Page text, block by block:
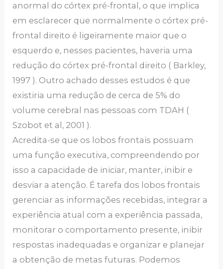
anormal do córtex pré-frontal, o que implica
em esclarecer que normalmente o córtex pré-
frontal direito é ligeiramente maior que o
esquerdo e, nesses pacientes, haveria uma
redução do córtex pré-frontal direito ( Barkley,
1997 ). Outro achado desses estudos é que
existiria uma redução de cerca de 5% do
volume cerebral nas pessoas com TDAH (
Szobot et al, 2001 ).
Acredita-se que os lobos frontais possuam
uma função executiva, compreendendo por
isso a capacidade de iniciar, manter, inibir e
desviar a atenção. É tarefa dos lobos frontais
gerenciar as informações recebidas, integrar a
experiência atual com a experiência passada,
monitorar o comportamento presente, inibir
respostas inadequadas e organizar e planejar
a obtenção de metas futuras. Podemos